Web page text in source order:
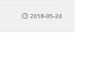
2018-05-24